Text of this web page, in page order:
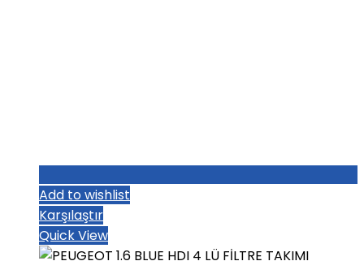
Add to wishlist
Karşılaştır
Quick View